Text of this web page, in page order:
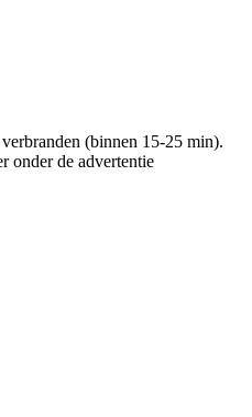
(binnen 15-25 min).
onder de advertentie